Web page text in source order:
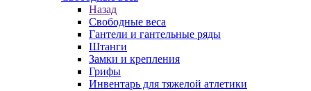
Назад
Свободные веса
Гантели и гантельные ряды
Штанги
Замки и крепления
Грифы
Инвентарь для тяжелой атлетики